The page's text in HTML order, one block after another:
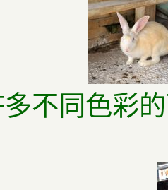
多不同色彩